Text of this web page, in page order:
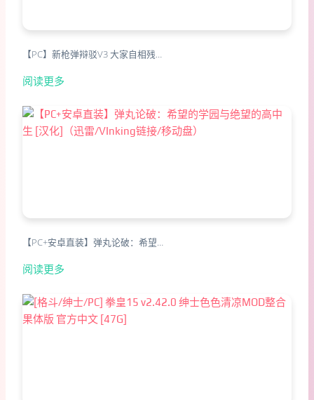
【PC】新枪弹辩驳V3 大家自相残…
阅读更多
【PC+安卓直装】弹丸论破：希望…
阅读更多